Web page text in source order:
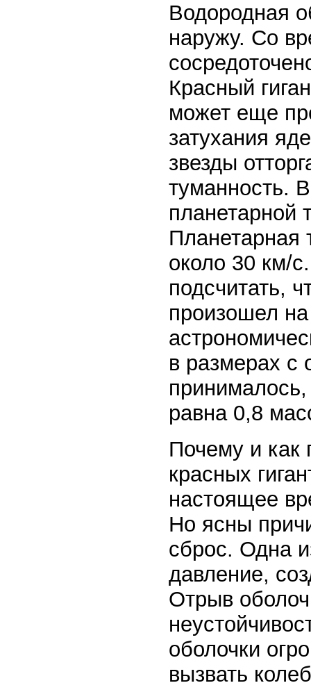
Водородная
наружу. Со
Красный
может еще
затухания
звезды
туманность.
планетарной
Планетарная
около 30 км/
подсчитать,
произошел
в размерах с
равна 0,8
Почему и как
красных
настоящее
Но ясны
сброс. Одна
давление,
Отрыв
оболочки
вызвать